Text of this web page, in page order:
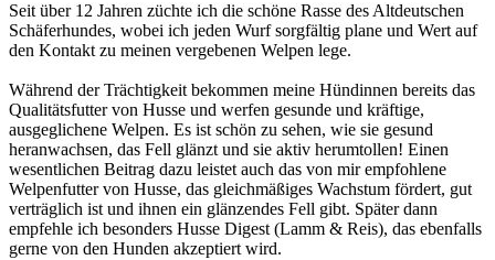
Seit über 12 Jahren züchte ich die schöne Rasse des Altdeutschen
Schäferhundes, wobei ich jeden Wurf sorgfältig plane und Wert auf
den Kontakt zu meinen vergebenen Welpen lege.
Während der Trächtigkeit bekommen meine Hündinnen bereits das
Qualitätsfutter von Husse und werfen gesunde und kräftige,
ausgeglichene Welpen. Es ist schön zu sehen, wie sie gesund
heranwachsen, das Fell glänzt und sie aktiv herumtollen! Einen
wesentlichen Beitrag dazu leistet auch das von mir empfohlene
Welpenfutter von Husse, das gleichmäßiges Wachstum fördert, gut
verträglich ist und ihnen ein glänzendes Fell gibt. Später dann
empfehle ich besonders Husse Digest (Lamm & Reis), das ebenfalls
gerne von den Hunden akzeptiert wird.